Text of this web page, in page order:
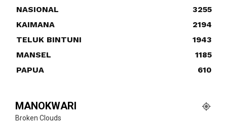
NASIONAL
3255
KAIMANA
2194
TELUK BINTUNI
1943
MANSEL
1185
PAPUA
610
MANOKWARI
Broken Clouds